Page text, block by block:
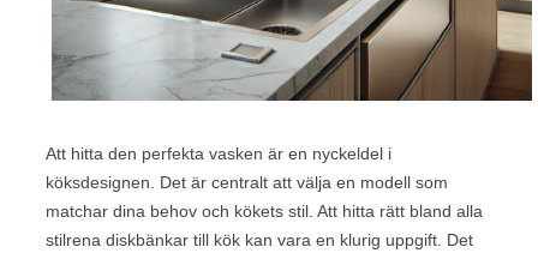
Att hitta den perfekta vasken är en nyckeldel i
köksdesignen. Det är centralt att välja en modell som
matchar dina behov och kökets stil. Att hitta rätt bland alla
stilrena diskbänkar till kök kan vara en klurig uppgift. Det